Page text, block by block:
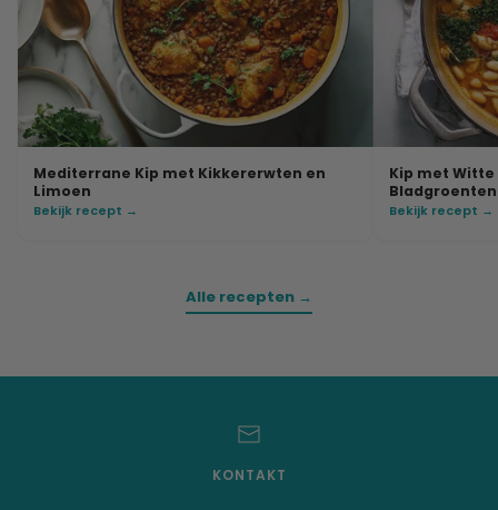
Mediterrane Kip met Kikkererwten en
Limoen
Bekijk recept →
Kip met Witte
Bladgroenten
Bekijk recept →
Alle recepten →
KONTAKT